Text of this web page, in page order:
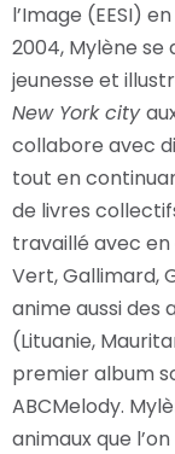
l’Image (EESI)
2004, Mylène
jeunesse et
New York city
collabore avec
tout en
de livres
travaillé avec en
Vert, Gallimard,
anime aussi des
(Lituanie,
premier album
ABCMelody.
animaux que